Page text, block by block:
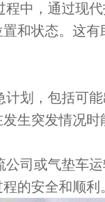
中，通过现代
和状态。这
划，包括可能
生突发情况
司或气垫车运
的安全和顺利